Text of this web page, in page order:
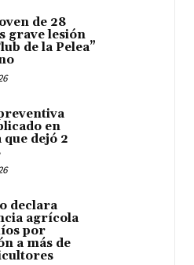
de 28
grave lesión
de la Pelea”
en
que dejó 2
declara
agrícola
por
a más de